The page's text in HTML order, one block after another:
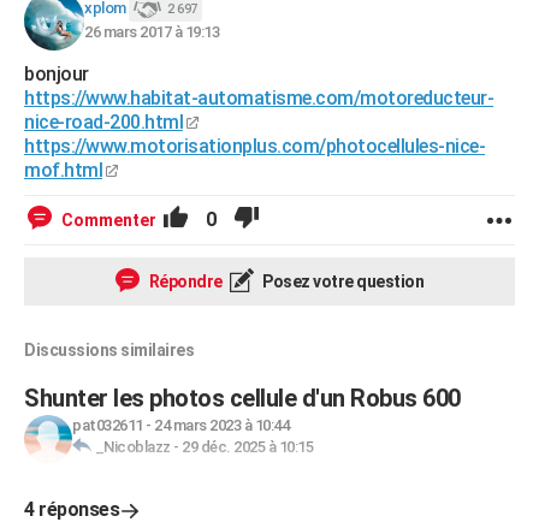
xplom 2 697
26 mars 2017 à 19:13
bonjour
https://www.habitat-automatisme.com/motoreducteur-
nice-road-200.html
https://www.motorisationplus.com/photocellules-nice-
mof.html
Commenter 0
Répondre Posez votre question
Discussions similaires
Shunter les photos cellule d'un Robus 600
pat032611 - 24 mars 2023 à 10:44
_Nicoblazz - 29 déc. 2025 à 10:15
4 réponses